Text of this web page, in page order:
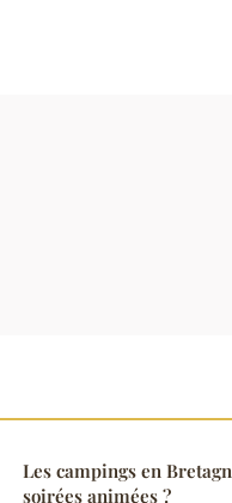
Les campings en
soirées animées ?